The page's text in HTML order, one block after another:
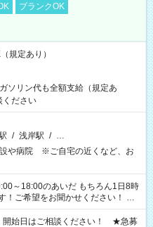
ブランクOK
規定あり）
ソリン代も全額支給（規定あ
ださい
/ 浅岸駅 / …
設や病院 ※ご自宅の近くなど、お
～18:00のあいだ もちろん1日8時
！ご希望をお聞かせください！ ★
場合も遠慮なくご相談ください。
必要です
開始日はご相談ください！ ★急募